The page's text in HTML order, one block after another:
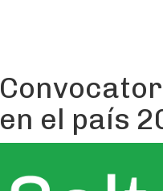
en el país